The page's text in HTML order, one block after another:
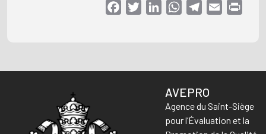
FacebookTwitterLinkedInWhatsAppTelegram
Email
AVEPRO
Agence du Saint-Siège
pour l’Évaluation et la